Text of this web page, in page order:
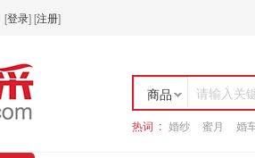
[登录][注册]
商品
店铺
请输入关
热词 : 婚纱 蜜月 婚